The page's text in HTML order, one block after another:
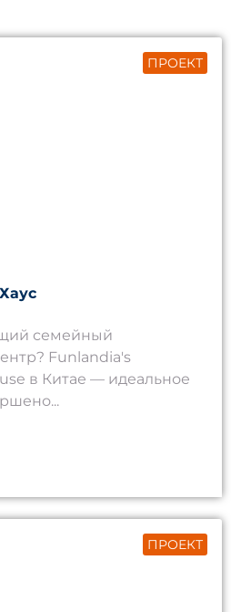
семейный
Funlandia's
в Китае — идеальное
ПРОЕКТ
ПРОЕКТ